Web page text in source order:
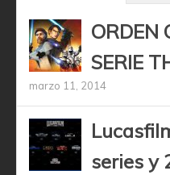
ORDEN
SERIE
marzo 11, 2014
series y